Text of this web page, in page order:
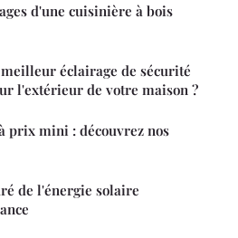
d'une cuisinière à bois
éclairage de sécurité
l'extérieur de votre maison ?
prix mini : découvrez nos
de l'énergie solaire